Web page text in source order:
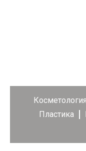
Косметология
Пластика